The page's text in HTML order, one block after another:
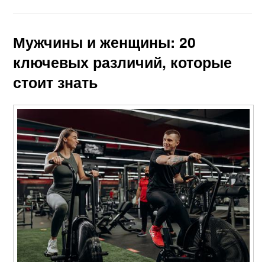
Мужчины и женщины: 20
ключевых различий, которые
стоит знать